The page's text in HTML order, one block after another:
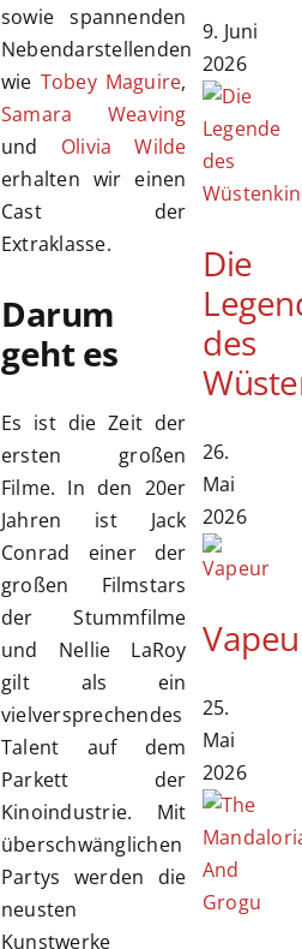
sowie spannenden
Nebendarstellenden
wie Tobey Maguire,
Samara Weaving
und Olivia Wilde
erhalten wir einen
Cast der
Extraklasse.
Darum
geht es
Es ist die Zeit der
ersten großen
Filme. In den 20er
Jahren ist Jack
Conrad einer der
großen Filmstars
der Stummfilme
und Nellie LaRoy
gilt als ein
vielversprechendes
Talent auf dem
Parkett der
Kinoindustrie. Mit
überschwänglichen
Partys werden die
neusten
Kunstwerke
9. Juni
2026
Die
des
26.
Mai
2026
25.
Mai
2026